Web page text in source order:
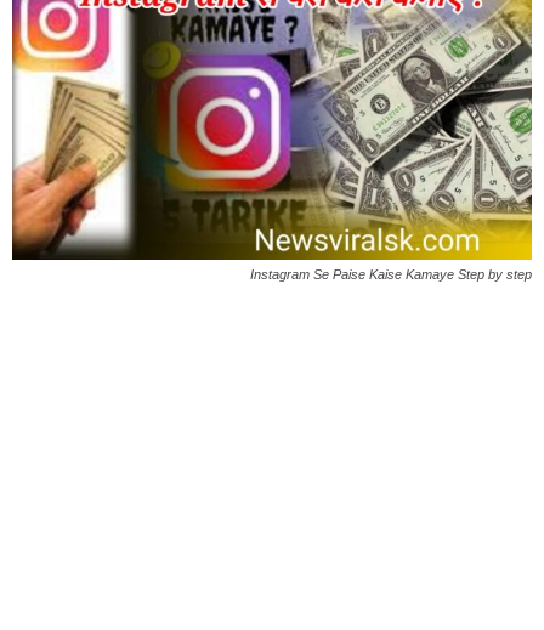
Instagram Se Paise Kaise Kamaye Step by step